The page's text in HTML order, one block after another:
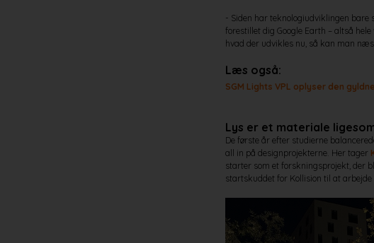
- Siden har teknologiudviklingen bare
forestillet dig Google Earth – altså
hvad der udvikles nu, så kan man
Læs også:
SGM Lights VPL oplyser den
Lys er et materiale
De første år efter studierne
all in på designprojekterne. Her tager
starter som et forskningsprojekt, der
startskuddet for Kollision til at